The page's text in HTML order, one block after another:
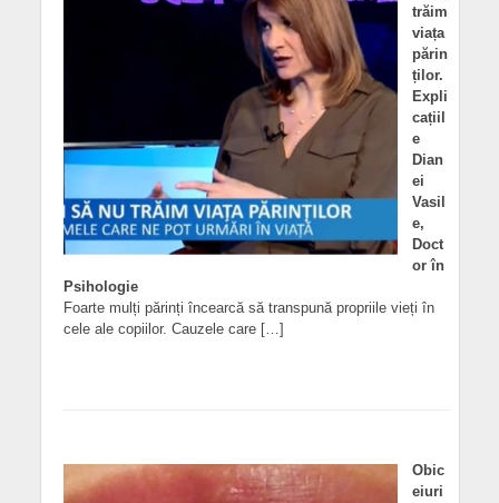
trăim
viața
părin
ților.
Expli
cațiil
e
Dian
ei
Vasil
e,
Doct
or în
Psihologie
Foarte mulți părinți încearcă să transpună propriile vieți în
cele ale copiilor. Cauzele care […]
Obic
eiuri